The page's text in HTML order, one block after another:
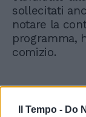
Il Tempo - Do
sollecitati
notare la
programma,
comizio.